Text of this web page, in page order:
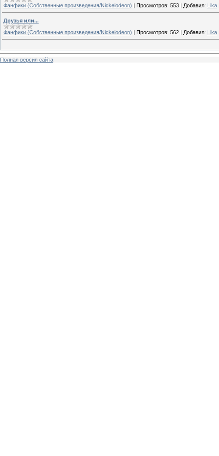
Фанфики (Собственные произведения/Nickelodeon) | Просмотров: 553 | Добавил: Lika
Друзья или...
Фанфики (Собственные произведения/Nickelodeon) | Просмотров: 562 | Добавил: Lika
Полная версия сайта